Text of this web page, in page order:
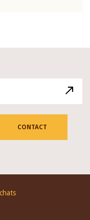
CONTACT